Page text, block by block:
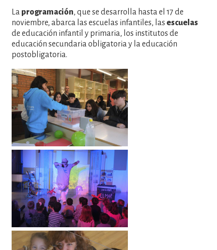
La programación, que se desarrolla hasta el 17 de
noviembre, abarca las escuelas infantiles, las escuelas
de educación infantil y primaria, los institutos de
educación secundaria obligatoria y la educación
postobligatoria.
Imatge
Imatge
Imatge